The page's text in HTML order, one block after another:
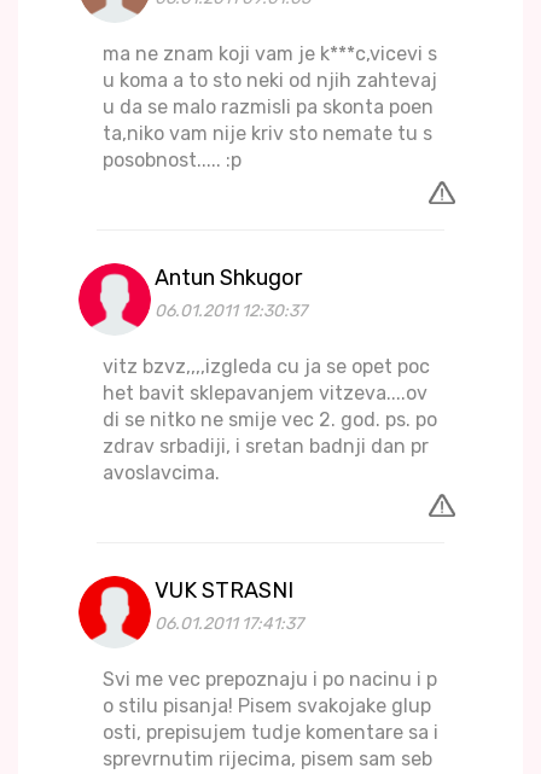
ma ne znam koji vam je k***c,vicevi s
u koma a to sto neki od njih zahtevaj
u da se malo razmisli pa skonta poen
ta,niko vam nije kriv sto nemate tu s
posobnost..... :p
Antun Shkugor
06.01.2011 12:30:37
vitz bzvz,,,,izgleda cu ja se opet poc
het bavit sklepavanjem vitzeva....ov
di se nitko ne smije vec 2. god. ps. po
zdrav srbadiji, i sretan badnji dan pr
avoslavcima.
VUK STRASNI
06.01.2011 17:41:37
Svi me vec prepoznaju i po nacinu i p
o stilu pisanja! Pisem svakojake glup
osti, prepisujem tudje komentare sa i
sprevrnutim rijecima, pisem sam seb